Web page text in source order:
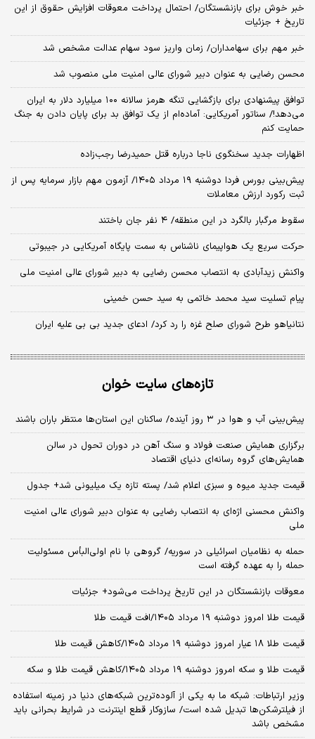
خبر خوش برای بازنشستگان/ احتمال پرداخت معوقات افزایش حقوق از این
تاریخ + جزئیات
خبر مهم برای سهامداران/ زمان واریز سود سهام عدالت مشخص شد
محسن رضایی به عنوان دبیر شورای عالی امنیت ملی منصوب شد
توافق پیشنهادی برای بازگشایی تنگه هرمز سالانه ۱۰۰ میلیارد دلار به ایران
می‌دهد!/ سناتور آمریکایی: آماده‌ام از یک توافق بد برای پایان دادن به جنگ
حمایت کنم
اظهارات جدید سخنگوی ناجا درباره قتل حمیدرضا رجب‌زاده
​پیش‌بینی بورس فردا دوشنبه ۱۹ مرداد ۱۴۰۵/ آزمون مهم بازار سرمایه پس از
ثبت رکورد ارزش معاملات
سقوط مرگبار بالگرد در این منطقه/ ۴ نفر جان باختند
حرکت سریع یک هواپیمای ناشناس به سمت پایگاه آمریکایی در جیبوتی
واکنش زیدآبادی به انتصاب محسن رضایی به دبیر شورای عالی امنیت ملی
پیام تسلیت سید محمد خاتمی به سید حسن خمینی
نتانیاهو طرح شورای صلح غزه را رد کرد/ ادعای جدید بی بی علیه ایران
تازه‌های سایت خوان
پیش‌بینی آب و هوا در ۳ روز آینده/ ساکنان این استان‌ها منتظر باران باشند
برگزاری همایش صنعت فولاد و سنگ آهن در دوران تحول در سالن
همایش‌های گروه رسانه‌ای دنیای اقتصاد
قیمت جدید میوه و سبزی اعلام شد/ پسته تازه یک میلیونی شد+ جدول
واکنش محسنی اژه‌ای به انتصاب رضایی به عنوان دبیر شورای عالی امنیت
ملی
حمله به نظامیان اسرائیلی در سوریه/ گروهی با نام اولی‌البأس مسئولیت
حمله را به عهده گرفته است
معوقات بازنشستگان در این تاریخ پرداخت می‌شود+ جزئیات
قیمت طلا امروز دوشنبه ۱۹ مرداد ۱۴۰۵/افت قیمت طلا
قیمت طلا ۱۸ عیار امروز دوشنبه ۱۹ مرداد ۱۴۰۵/کاهش قیمت طلا
قیمت طلا و سکه امروز دوشنبه ۱۹ مرداد ۱۴۰۵/کاهش قیمت طلا و سکه
وزیر ارتباطات: شبکه ما به یکی از آلوده‌ترین شبکه‌های دنیا در زمینه استفاده
از فیلترشکن‌ها تبدیل شده است/ سازوکار قطع اینترنت در شرایط بحرانی باید
مشخص باشد